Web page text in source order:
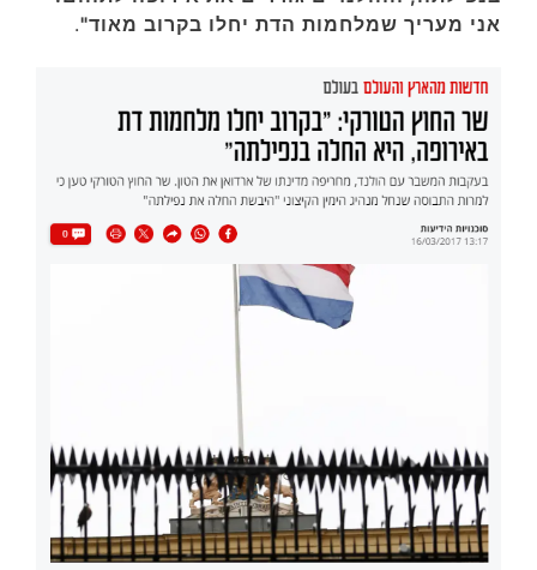
אני מעריך שמלחמות הדת יחלו בקרוב מאוד".